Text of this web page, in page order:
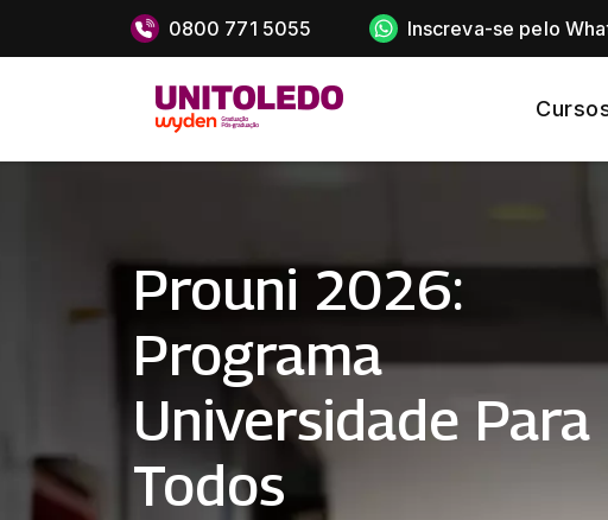
0800 771 5055 Inscreva-se pelo
Prouni 2026:
Programa
Universidade Para
Todos